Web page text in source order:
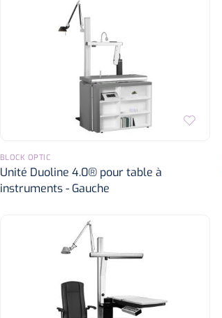
BLOCK OPTIC
Unité Duoline 4.0® pour table à
instruments - Gauche